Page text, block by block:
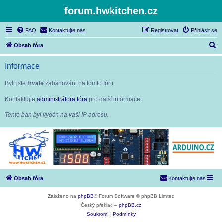
forum.hwkitchen.cz
FAQ Kontaktujte nás Přihlásit se
Registrovat
Obsah fóra
l
Informace
Byli jste trvale zabanováni na tomto fóru.
Kontaktujte administrátora fóra pro další informace.
Tento ban byl vydán na vaši IP adresu.
Obsah fóra Kontaktujte nás
Založeno na phpBB® Forum Software © phpBB Limited
Český překlad – phpBB.cz
Soukromí
Podmínky